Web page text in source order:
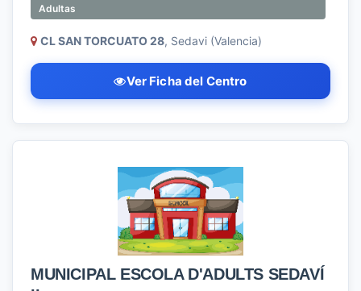
Adultas
CL SAN TORCUATO 28, Sedavi (Valencia)
Ver Ficha del Centro
MUNICIPAL ESCOLA D'ADULTS SEDAVÍ